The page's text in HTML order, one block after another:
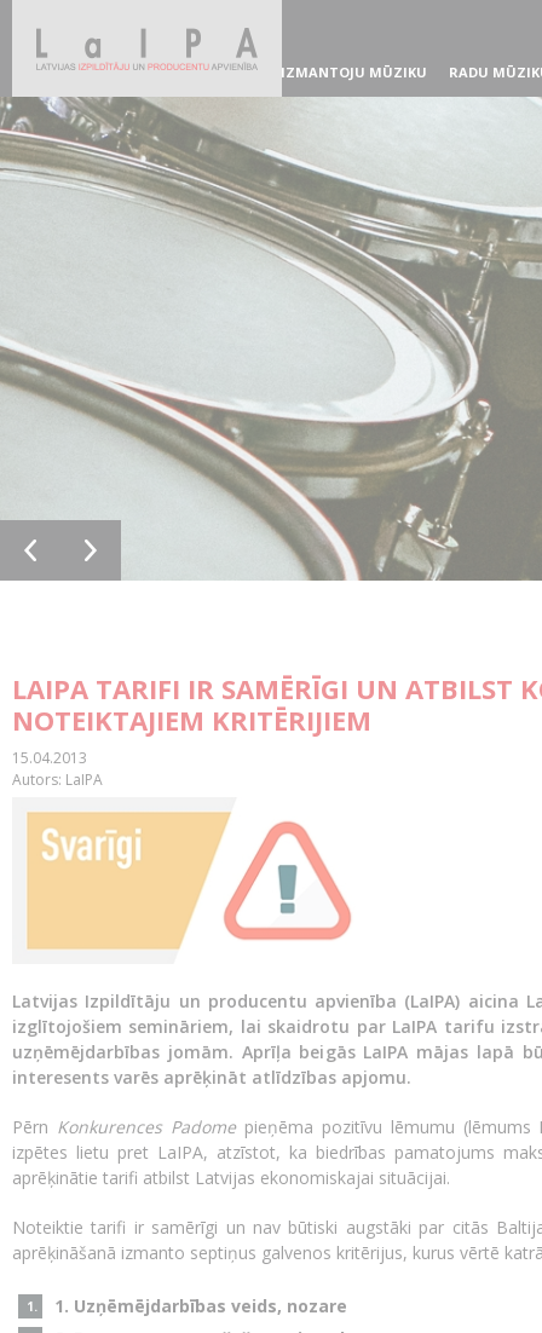
IZMANTOJU MŪZIKU RADU
LAIPA TARIFI IR SAMĒRĪGI UN ATBILST
NOTEIKTAJIEM KRITĒRIJIEM
15.04.2013
Autors: LaIPA
Latvijas Izpildītāju un producentu apvienība (LaIPA) aicina
izglītojošiem semināriem, lai skaidrotu par LaIPA tarifu
uzņēmējdarbības jomām. Aprīļa beigās LaIPA mājas lapā
interesents varēs aprēķināt atlīdzības apjomu.
Pērn Konkurences Padomepieņēma pozitīvu lēmumu (lēmums
izpētes lietu pret LaIPA, atzīstot, ka biedrības pamatojums
aprēķinātie tarifi atbilst Latvijas ekonomiskajai situācijai.
Noteiktie tarifi ir samērīgi un nav būtiski augstāki par citās
aprēķināšanā izmanto septiņus galvenos kritērijus, kurus vērtē
1. Uzņēmējdarbības veids, nozare